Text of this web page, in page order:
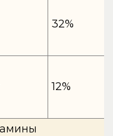
32%
12%